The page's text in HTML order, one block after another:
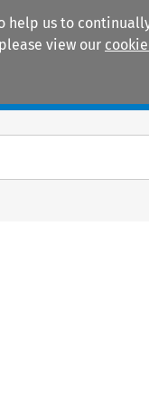
help us to
view our